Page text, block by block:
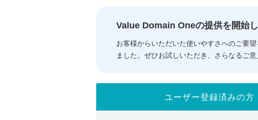
人気ドメインの種
Value Domain Oneの提供を開始し
お客様からいただいた使いやすさへのご要
ました。ぜひお試しいただき、さらなるご意
ユーザー登録済みの方